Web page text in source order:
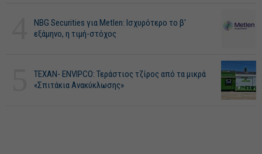
NBG Securities για Metlen: Ισχυρότερο το β'
εξάμηνο, η τιμή-στόχος
ΤΕΧΑΝ- ENVIPCO: Τεράστιος τζίρος από τα μικρά
«Σπιτάκια Ανακύκλωσης»